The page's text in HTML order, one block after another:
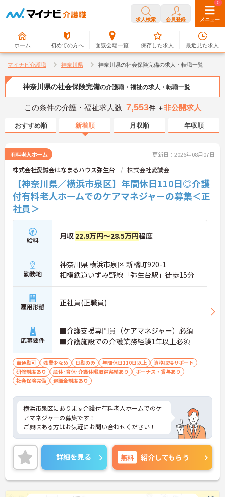
求人検索 会員登録 メニュー
ホーム 初めての方へ 面談会場一覧
0
保存した求人
0
最近見た求人
マイナビ介護職 神奈川県 神奈川県の社会保険完備の求人・転職一覧
神奈川県の社会保険完備の介護職・福祉の求人・転職一覧
この条件の介護・福祉求人数 7,553件 ＋非公開求人
おすすめ順 新着順 月収順 年収順
有料老人ホーム 更新日：2026年08月07日
株式会社愛誠会はなまるハウス弥生台 株式会社愛誠会
【神奈川県／横浜市泉区】年間休日110日◎介護
付有料老人ホームでのケアマネジャーの募集＜正
社員＞
給料 月収 22.9万円～28.5万円程度
勤務地
神奈川県 横浜市泉区 新橋町920-1
相模鉄道いずみ野線「弥生台駅」徒歩15分
雇用形態 正社員(正職員)
応募要件
■介護支援専門員（ケアマネジャー）必須
■介護施設での介護業務経験1年以上必須
車通勤可 残業少なめ 日勤のみ 年間休日110日以上
資格取得サポート
研修制度あり
産休･育休･介護休暇取得実績あり
ボーナス・賞与あり
社会保険完備
退職金制度あり
横浜市泉区にあります介護付有料老人ホームでのケ
アマネジャーの募集です！
ご興味ある方はお気軽にお問い合わせください！
詳細を見る 無料 紹介してもらう